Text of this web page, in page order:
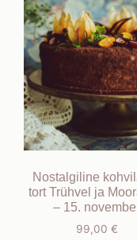
Nostalgiline
tort Trühvel ja
– 15.
99,00 €